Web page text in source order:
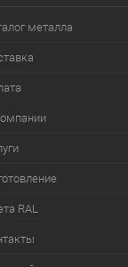
металла
RAL